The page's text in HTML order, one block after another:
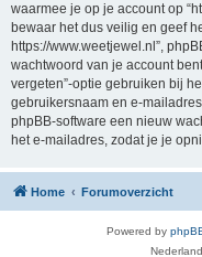
waarmee je op je account op
bewaar het dus veilig en geef
https://www.weetjewel.nl”,
wachtwoord van je account
vergeten”-optie gebruiken bij
gebruikersnaam en e-
phpBB-software een nieuw
het e-mailadres, zodat je je
Home Forumoverzicht
Powered by